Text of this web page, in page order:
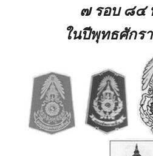
๗ รอบ ๘๔
ในปีพุทธศักร